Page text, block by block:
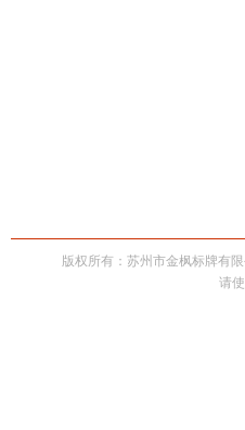
版权所有：苏州市金枫标牌有
请